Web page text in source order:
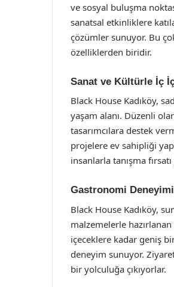
ve sosyal buluşma
sanatsal etkinliklere
çözümler sunuyor. Bu
özelliklerden biridir.
Sanat ve Kültürle İç
Black House Kadıköy,
yaşam alanı. Düzenli
tasarımcılara destek
projelere ev sahipliği
insanlarla tanışma fırsatı
Gastronomi Deneyimi
Black House Kadıköy,
malzemelerle
içeceklere kadar geniş
deneyim sunuyor.
bir yolculuğa çıkıyorlar.